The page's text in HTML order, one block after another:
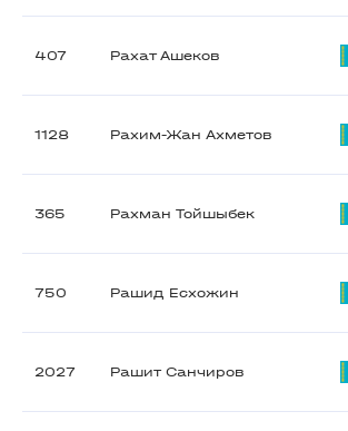
407 Рахат Ашеков
1128 Рахим-Жан Ахметов
365 Рахман Тойшыбек
750 Рашид Есхожин
2027 Рашит Санчиров